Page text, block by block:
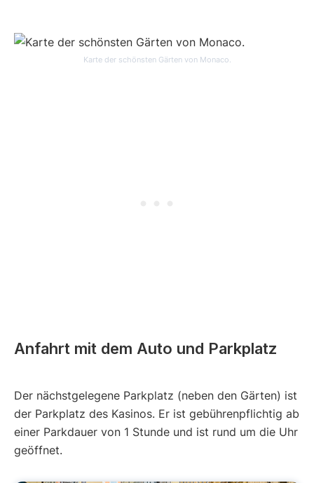
Karte der schönsten Gärten von Monaco.
Anfahrt mit dem Auto und Parkplatz
Der nächstgelegene Parkplatz (neben den Gärten) ist
der Parkplatz des Kasinos. Er ist gebührenpflichtig ab
einer Parkdauer von 1 Stunde und ist rund um die Uhr
geöffnet.